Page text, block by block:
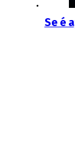
Se é